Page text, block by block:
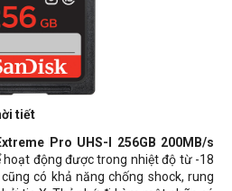
tiết
Pro UHS-I 256GB 200MB/s
động được trong nhiệt độ từ -18
có khả năng chống shock, rung